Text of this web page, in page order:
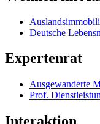
Deutsche
Expertenrat
Ausgewanderte
Prof.